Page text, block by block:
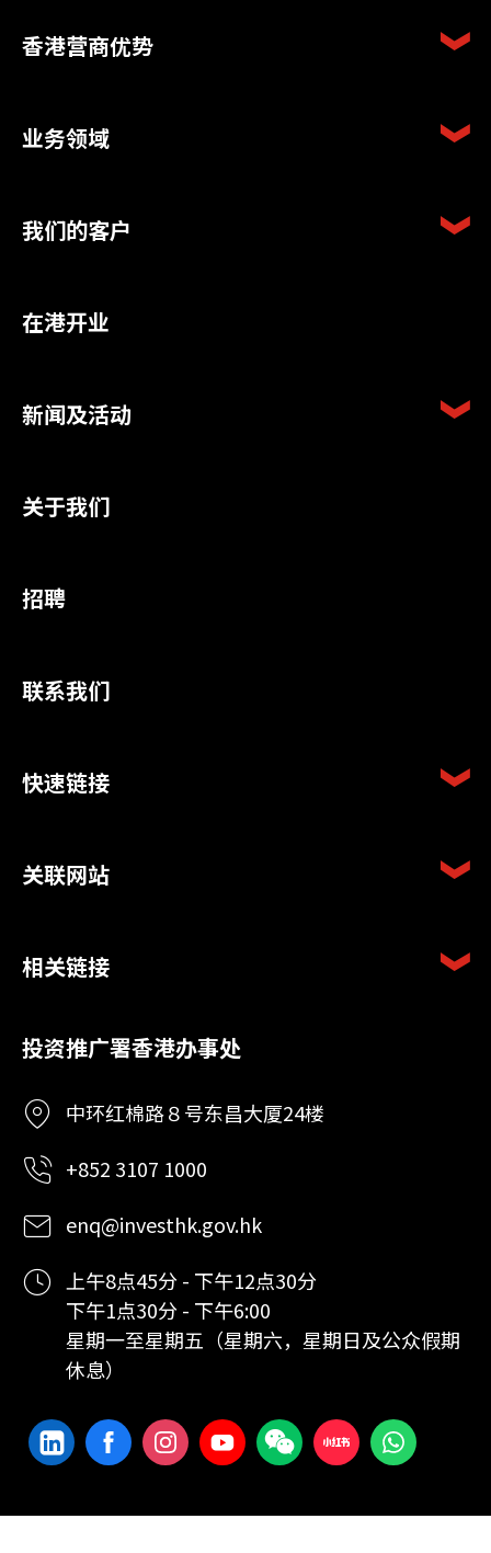
香港营商优势
业务领域
我们的客户
在港开业
新闻及活动
关于我们
招聘
联系我们
快速链接
关联网站
相关链接
投资推广署香港办事处
中环红棉路８号东昌大厦24楼
+852 3107 1000
enq@investhk.gov.hk
上午8点45分 - 下午12点30分
下午1点30分 - 下午6:00
星期一至星期五（星期六，星期日及公众假期
休息）